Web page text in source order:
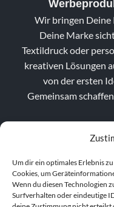
Um dir ein optimales Erlebnis
Cookies, um
Wenn du diesen Technologien
Surfverhalten oder eindeutige
Wir bringen Deine
Deine Marke
Textildruck oder
kreativen Lösungen
von der ersten
Gemeinsam